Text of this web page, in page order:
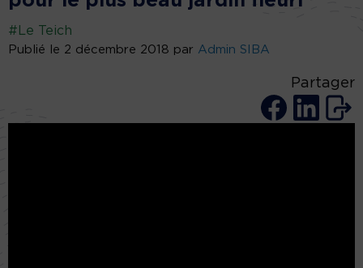
#Le Teich
Publié le 2 décembre 2018 par Admin SIBA
Partager